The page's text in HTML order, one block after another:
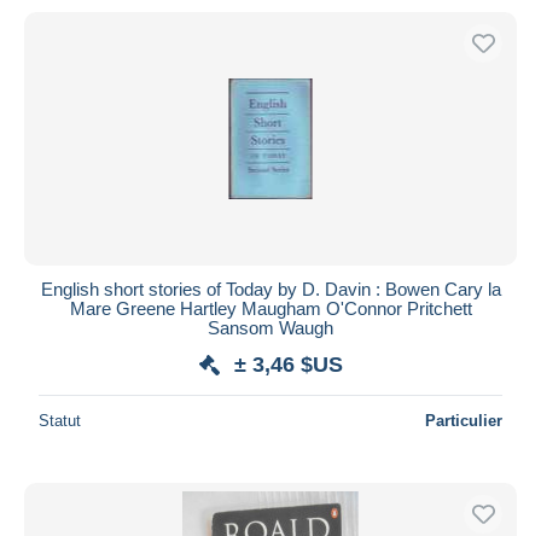
English short stories of Today by D. Davin : Bowen Cary la
Mare Greene Hartley Maugham O'Connor Pritchett
Sansom Waugh
± 3,46 $US
Statut Particulier